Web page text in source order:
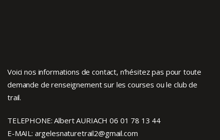
Voici nos informations de contact, n’hésitez pas pour toute
demande de renseignement sur les courses ou le club de
trail.
TELEPHONE: Albert AURIACH 06 01 78 13 44
E-MAIL: argelesnaturetrail2@gmail.com